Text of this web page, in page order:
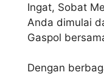
Ingat, Sobat
Anda dimulai
Gaspol
Dengan